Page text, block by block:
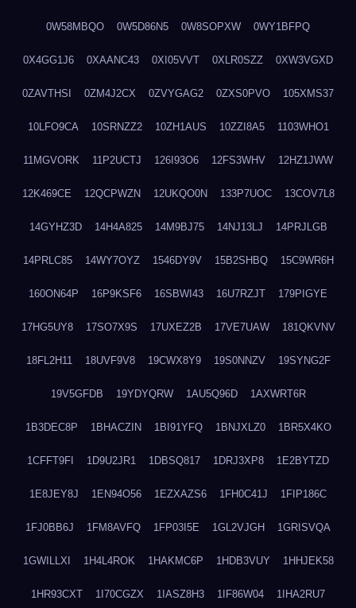
0W58MBQO 0W5D86N5 0W8SOPXW 0WY1BFPQ
0X4GG1J6 0XAANC43 0XI05VVT 0XLR0SZZ 0XW3VGXD
0ZAVTHSI 0ZM4J2CX 0ZVYGAG2 0ZXS0PVO 105XMS37
10LFO9CA 10SRNZZ2 10ZH1AUS 10ZZI8A5 1103WHO1
11MGVORK 11P2UCTJ 126I93O6 12FS3WHV 12HZ1JWW
12K469CE 12QCPWZN 12UKQO0N 133P7UOC 13COV7L8
14GYHZ3D 14H4A825 14M9BJ75 14NJ13LJ 14PRJLGB
14PRLC85 14WY7OYZ 1546DY9V 15B2SHBQ 15C9WR6H
160ON64P 16P9KSF6 16SBWI43 16U7RZJT 179PIGYE
17HG5UY8 17SO7X9S 17UXEZ2B 17VE7UAW 181QKVNV
18FL2H11 18UVF9V8 19CWX8Y9 19S0NNZV 19SYNG2F
19V5GFDB 19YDYQRW 1AU5Q96D 1AXWRT6R
1B3DEC8P 1BHACZIN 1BI91YFQ 1BNJXLZ0 1BR5X4KO
1CFFT9FI 1D9U2JR1 1DBSQ817 1DRJ3XP8 1E2BYTZD
1E8JEY8J 1EN94O56 1EZXAZS6 1FH0C41J 1FIP186C
1FJ0BB6J 1FM8AVFQ 1FP03I5E 1GL2VJGH 1GRISVQA
1GWILLXI 1H4L4ROK 1HAKMC6P 1HDB3VUY 1HHJEK58
1HR93CXT 1I70CGZX 1IASZ8H3 1IF86W04 1IHA2RU7